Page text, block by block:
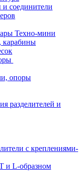
и соединители
Техно-мини
карабины
опоры
разделителей и
с креплениями-
и L-образном